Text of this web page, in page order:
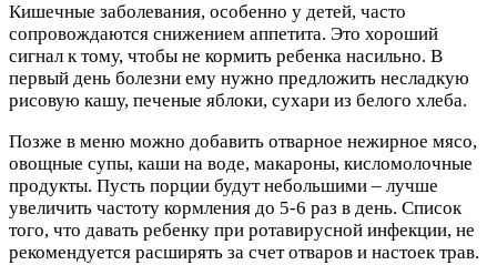
Кишечные заболевания, особенно у детей, часто
сопровождаются снижением аппетита. Это хороший
сигнал к тому, чтобы не кормить ребенка насильно. В
первый день болезни ему нужно предложить несладкую
рисовую кашу, печеные яблоки, сухари из белого хлеба.
Позже в меню можно добавить отварное нежирное мясо,
овощные супы, каши на воде, макароны, кисломолочные
продукты. Пусть порции будут небольшими – лучше
увеличить частоту кормления до 5-6 раз в день. Список
того, что давать ребенку при ротавирусной инфекции, не
рекомендуется расширять за счет отваров и настоек трав.